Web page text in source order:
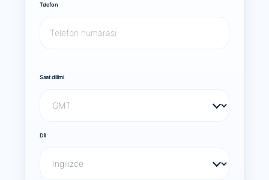
Telefon
Saat dilimi
Dil